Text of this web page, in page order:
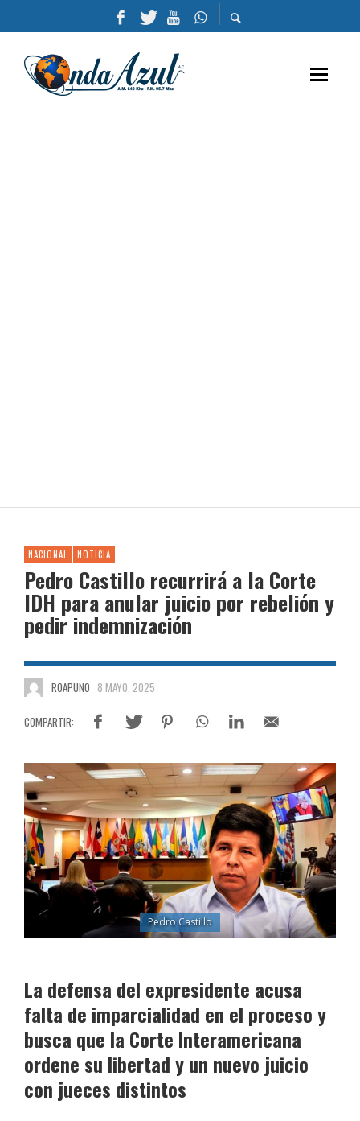
NACIONAL NOTICIA
Pedro Castillo recurrirá a la Corte
IDH para anular juicio por rebelión y
pedir indemnización
ROAPUNO 8 MAYO, 2025
Pedro Castillo
La defensa del expresidente acusa
falta de imparcialidad en el proceso y
busca que la Corte Interamericana
ordene su libertad y un nuevo juicio
con jueces distintos